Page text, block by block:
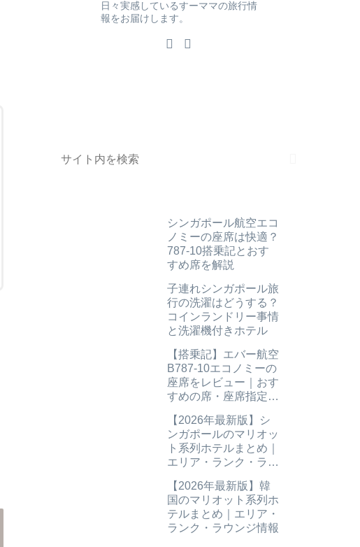
日々実感しているすーママの旅行情
報をお届けします。
シンガポール航空エコ
ノミーの座席は快適？
787-10搭乗記とおす
すめ席を解説
子連れシンガポール旅
行の洗濯はどうする？
コインランドリー事情
と洗濯機付きホテル
【搭乗記】エバー航空
B787-10エコノミーの
座席をレビュー｜おす
すめの席・座席指定も
【2026年最新版】シ
ンガポールのマリオッ
ト系列ホテルまとめ｜
エリア・ランク・ラウ
【2026年最新版】韓
国のマリオット系列ホ
テルまとめ｜エリア・
ランク・ラウンジ情報